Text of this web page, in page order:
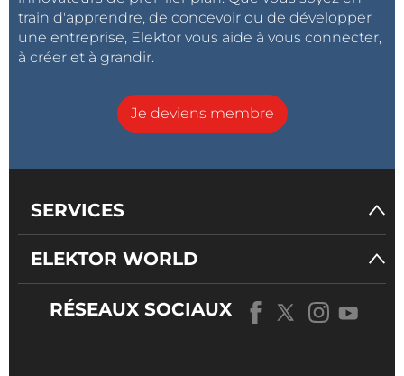
train d'apprendre, de concevoir ou de développer
une entreprise, Elektor vous aide à vous connecter,
à créer et à grandir.
Je deviens membre
SERVICES
ELEKTOR WORLD
RÉSEAUX SOCIAUX